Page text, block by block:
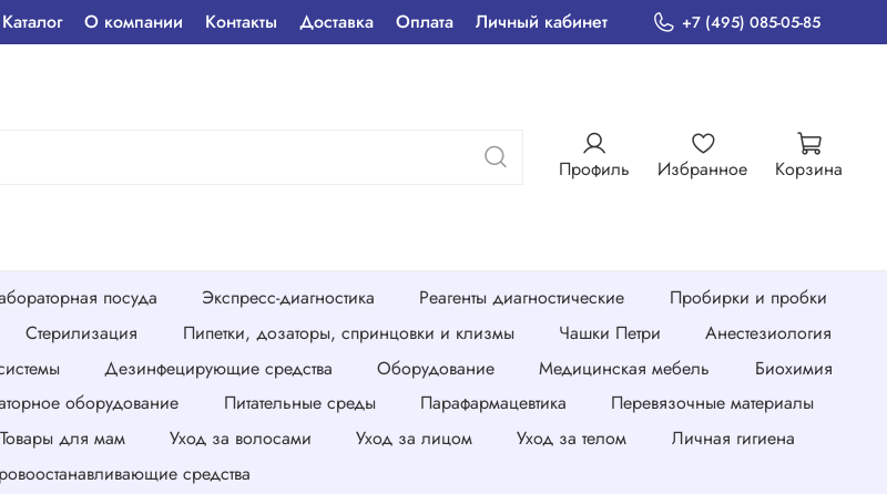
Каталог О компании Контакты Доставка Оплата Личный кабинет +7 (495) 085-05-85
Профиль Избранное Корзина
посуда Экспресс-диагностика Реагенты диагностические
Пробирки и пробки
Стерилизация Пипетки, дозаторы, спринцовки и клизмы Чашки Петри
Анестезиология
Дезинфецирующие средства Оборудование Медицинская мебель
Биохимия
оборудование Питательные среды Парафармацевтика
Перевязочные материалы
Товары для мам Уход за волосами Уход за лицом Уход за телом
Личная гигиена
средства